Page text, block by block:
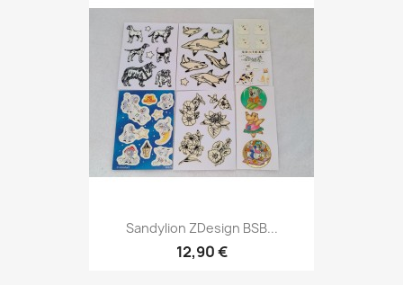
Sandylion ZDesign BSB...
12,90 €